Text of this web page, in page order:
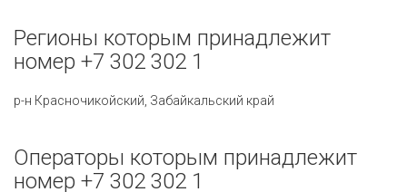
Регионы которым принадлежит
номер +7 302 302 1
р-н Красночикойский, Забайкальский край
Операторы которым принадлежит
номер +7 302 302 1